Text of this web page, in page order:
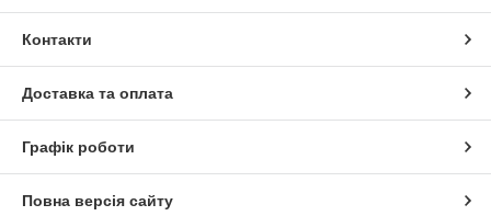
Контакти
Доставка та оплата
Графік роботи
Повна версія сайту